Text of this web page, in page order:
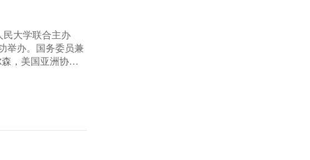
民大学联合主办
举办。国务委员兼
，美国亚洲协会
第一场大型中美对